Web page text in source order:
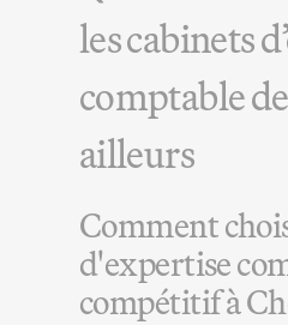
les cabinets
comptable
ailleurs
Comment
d'expertise
compétitif à